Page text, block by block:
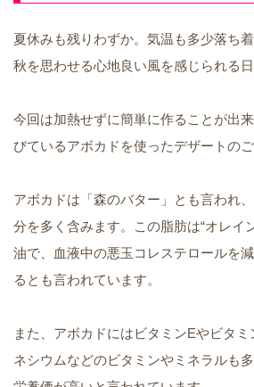
夏休みも残りわずか。気温も多少落ち
秋を思わせる心地良い風を感じられる日
今回は加熱せずに簡単に作ることが出
びているアボカドを使ったデザートのご
アボカドは「森のバター」とも言われ
分を多く含みます。この脂肪は“オレイ
油で、血液中の悪玉コレステロールを
るとも言われています。
また、アボカドにはビタミンEやビタ
ネシウムなどのビタミンやミネラルも